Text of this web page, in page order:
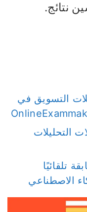
التسويق في
التحليلات
تلقائيًا
الاصطناعي